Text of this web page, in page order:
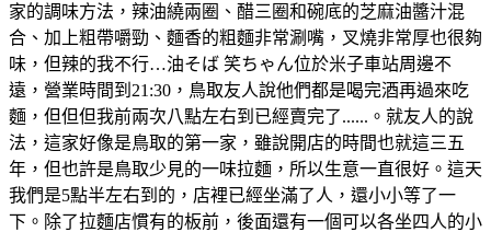
家的調味方法，辣油繞兩圈、醋三圈和碗底的芝麻油醬汁混
合、加上粗帶嚼勁、麵香的粗麵非常涮嘴，叉燒非常厚也很夠
味，但辣的我不行…油そば 笑ちゃん位於米子車站周邊不
遠，營業時間到21:30，鳥取友人說他們都是喝完酒再過來吃
麵，但但但我前兩次八點左右到已經賣完了......。就友人的說
法，這家好像是鳥取的第一家，雖說開店的時間也就這三五
年，但也許是鳥取少見的一味拉麵，所以生意一直很好。這天
我們是5點半左右到的，店裡已經坐滿了人，還小小等了一
下。除了拉麵店慣有的板前，後面還有一個可以各坐四人的小